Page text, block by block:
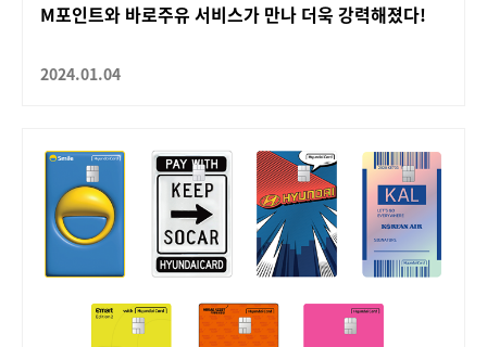
M포인트와 바로주유 서비스가 만나 더욱 강력해졌다!
2024.01.04